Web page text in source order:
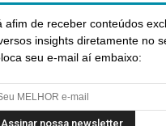
afim de receber conteúdos
insights diretamente no
seu e-mail aí embaixo: